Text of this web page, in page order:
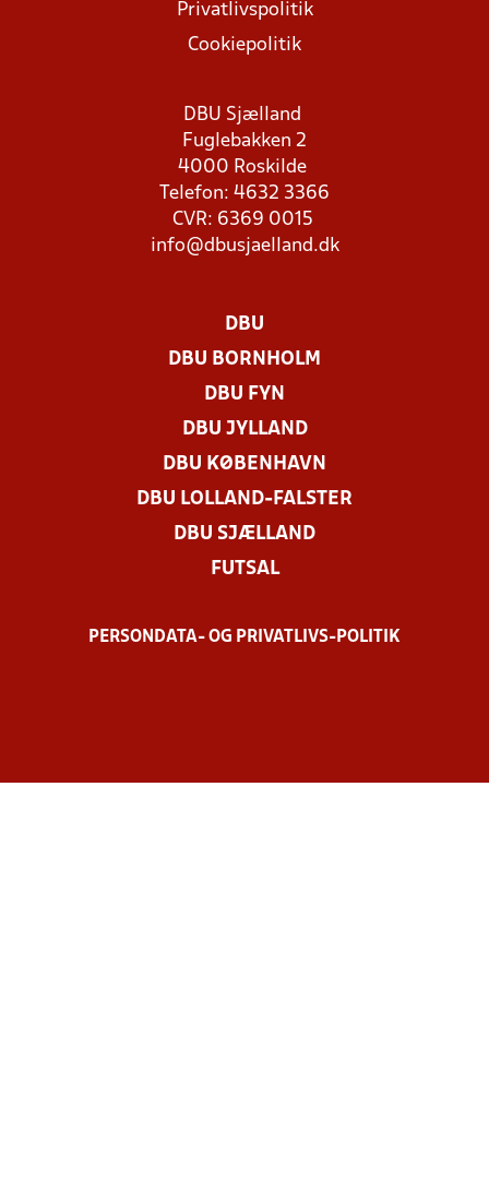
Privatlivspolitik
Cookiepolitik
DBU Sjælland
Fuglebakken 2
4000 Roskilde
Telefon: 4632 3366
CVR: 6369 0015
info@dbusjaelland.dk
DBU
DBU BORNHOLM
DBU FYN
DBU JYLLAND
DBU KØBENHAVN
DBU LOLLAND-FALSTER
DBU SJÆLLAND
FUTSAL
PERSONDATA- OG PRIVATLIVS-POLITIK